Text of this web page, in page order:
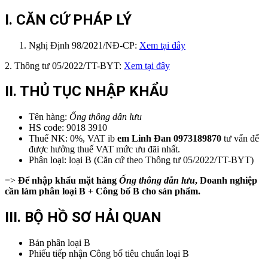
I. CĂN CỨ PHÁP LÝ
Nghị Định 98/2021/NĐ-CP: Xem tại đây
2. Thông tư 05/2022/TT-BYT: Xem tại đây
II. THỦ TỤC NHẬP KHẨU
Tên hàng: Ống thông dẫn lưu
HS code: 9018 3910
Thuế NK: 0%, VAT ib em Linh Đan 0973189870 tư vấn để
được hưởng thuế VAT mức ưu đãi nhất.
Phân loại: loại B (Căn cứ theo Thông tư 05/2022/TT-BYT)
=> Để nhập khẩu mặt hàng Ống thông dẫn lưu, Doanh nghiệp
cần làm phân loại B + Công bố B cho sản phẩm.
III. BỘ HỒ SƠ HẢI QUAN
Bản phân loại B
Phiếu tiếp nhận Công bố tiêu chuẩn loại B